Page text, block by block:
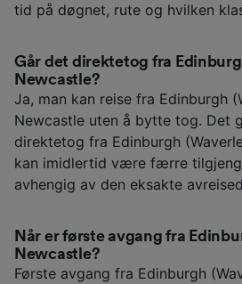
tid på døgnet, rute og hvilken
Går det direktetog fra
Newcastle?
Ja, man kan reise fra Edinburgh
Newcastle uten å bytte tog. Det
direktetog fra Edinburgh
kan imidlertid være færre
avhengig av den eksakte
Når er første avgang fra
Newcastle?
Første avgang fra Edinburgh